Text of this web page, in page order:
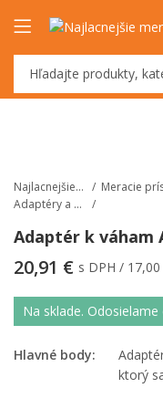
Najlacnejšiemeradlá.sk
Adaptéry a káble
Adaptér k váham
20,91 € s DPH / 17,00
Na sklade.
Hlavné body:
ktorý